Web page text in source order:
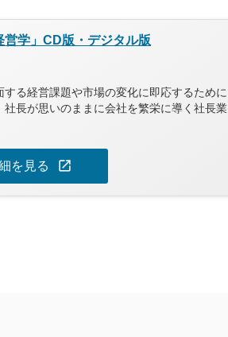
学」CD版・デジタル版
る経営課題や市場の変化に即応するために
長が思いのままに会社を繁栄に導く社長業
を見る open_in_new